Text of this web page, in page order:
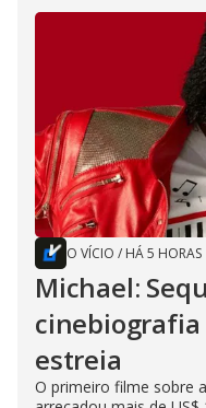
O VÍCIO / HÁ 5 HORAS
Michael:
cinebiografia
estreia
O primeiro filme sobre